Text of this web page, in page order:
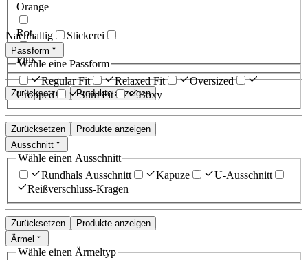
Orange
Rot
Pink
Zurücksetzen Produkte anzeigen
Nachhaltig Stickerei
Passform
Wähle eine Passform
Regular Fit
Relaxed Fit
Oversized
Cropped
Slim Fit Boxy
Zurücksetzen
Produkte anzeigen
Ausschnitt
Wähle einen Ausschnitt
Rundhals Ausschnitt
Kapuze
U-Ausschnitt
Reißverschluss-Kragen
Zurücksetzen
Produkte anzeigen
Ärmel
Wähle einen Ärmeltyp